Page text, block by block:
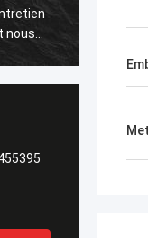
nous
le
les